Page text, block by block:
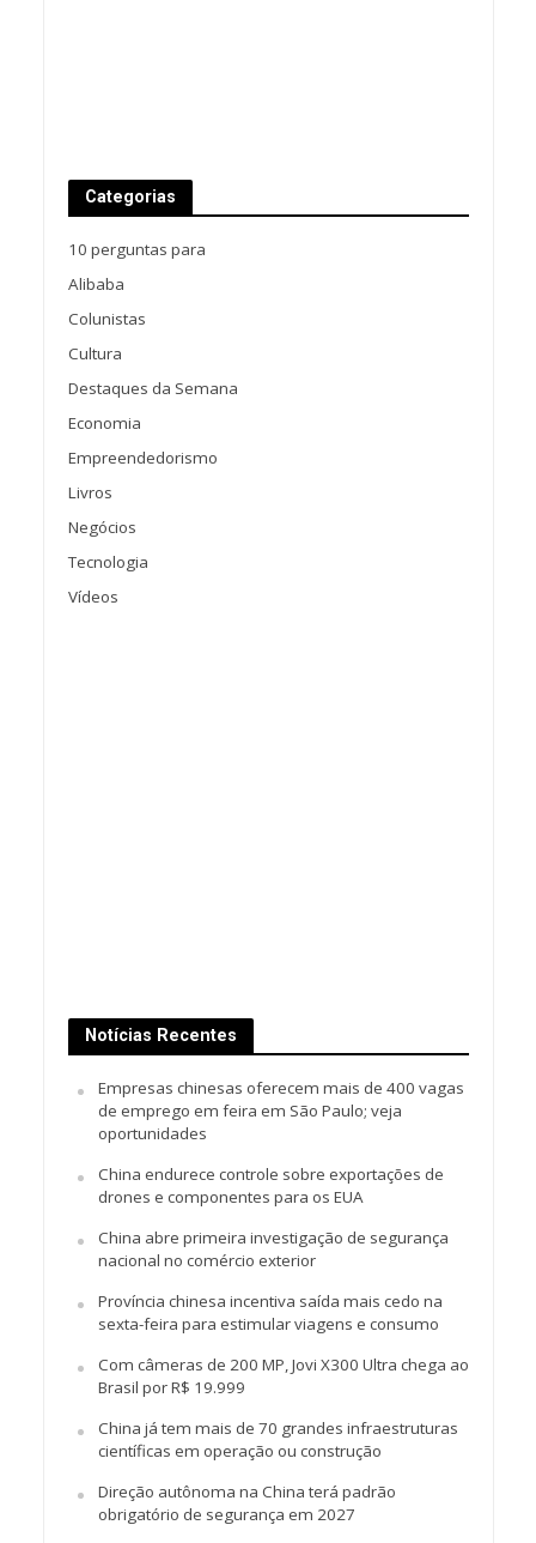
Categorias
10 perguntas para
Alibaba
Colunistas
Cultura
Destaques da Semana
Economia
Empreendedorismo
Livros
Negócios
Tecnologia
Vídeos
Notícias Recentes
Empresas chinesas oferecem mais de 400 vagas
de emprego em feira em São Paulo; veja
oportunidades
China endurece controle sobre exportações de
drones e componentes para os EUA
China abre primeira investigação de segurança
nacional no comércio exterior
Província chinesa incentiva saída mais cedo na
sexta-feira para estimular viagens e consumo
Com câmeras de 200 MP, Jovi X300 Ultra chega ao
Brasil por R$ 19.999
China já tem mais de 70 grandes infraestruturas
científicas em operação ou construção
Direção autônoma na China terá padrão
obrigatório de segurança em 2027